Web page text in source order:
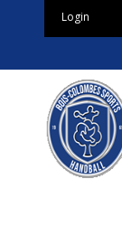
Login